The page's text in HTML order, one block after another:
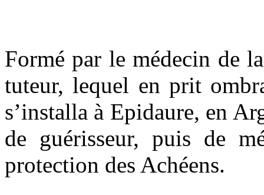
Formé par le médecin de
tuteur, lequel en prit
s’installa à Epidaure, en
de guérisseur, puis de
protection des Achéens.